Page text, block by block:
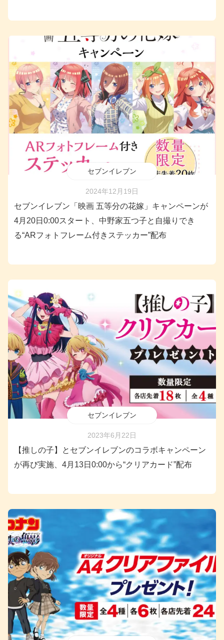
セブンイレブン
2024年12月19日
セブンイレブン「映画 五等分の花嫁」キャンペーンが
4月20日0:00スタート、中野家五つ子と自撮りでき
る“ARフォトフレーム付きステッカー”配布
セブンイレブン
2023年6月22日
【推しの子】とセブンイレブンのコラボキャンペーン
が再び実施、4月13日0:00から“クリアカード”配布